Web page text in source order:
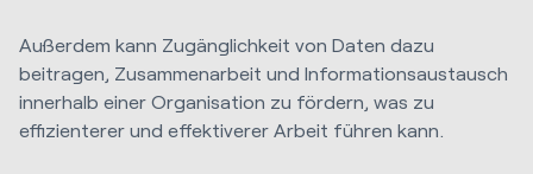
Außerdem kann Zugänglichkeit von Daten dazu
beitragen, Zusammenarbeit und Informationsaustausch
innerhalb einer Organisation zu fördern, was zu
effizienterer und effektiverer Arbeit führen kann.